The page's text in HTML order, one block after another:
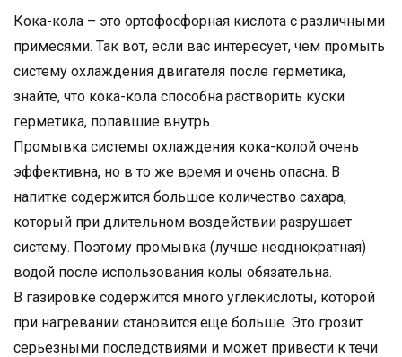
Кока-кола – это ортофосфорная кислота с различными
примесями. Так вот, если вас интересует, чем промыть
систему охлаждения двигателя после герметика,
знайте, что кока-кола способна растворить куски
герметика, попавшие внутрь.
Промывка системы охлаждения кока-колой очень
эффективна, но в то же время и очень опасна. В
напитке содержится большое количество сахара,
который при длительном воздействии разрушает
систему. Поэтому промывка (лучше неоднократная)
водой после использования колы обязательна.
В газировке содержится много углекислоты, которой
при нагревании становится еще больше. Это грозит
серьезными последствиями и может привести к течи